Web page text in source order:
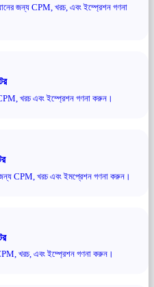
জন্য CPM, খরচ, এবং ইম্প্রেশন গণনা
খরচ এবং ইম্প্রেশন গণনা করুন।
CPM, খরচ এবং ইমপ্রেশন গণনা করুন।
খরচ, এবং ইম্প্রেশন গণনা করুন।